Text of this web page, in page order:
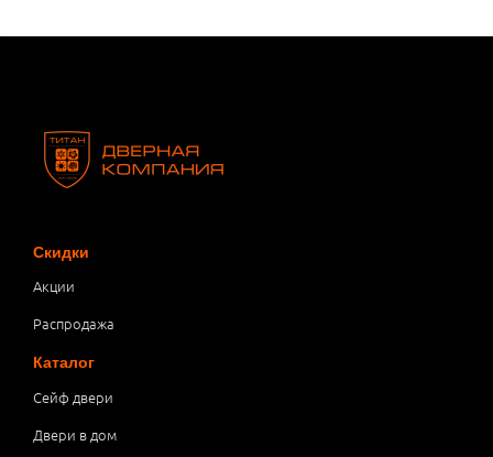
Скидки
Акции
Распродажа
Каталог
Сейф двери
Двери в дом